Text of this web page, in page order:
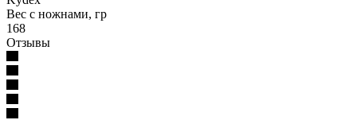
Вес с ножнами, гр
168
Отзывы